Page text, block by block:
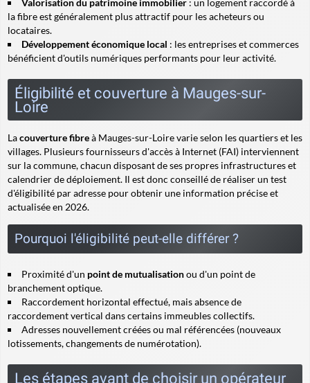
Valorisation du patrimoine immobilier : un logement raccordé à
la fibre est généralement plus attractif pour les acheteurs ou
locataires.
Développement économique local : les entreprises et commerces
bénéficient d'outils numériques performants pour leur activité.
Éligibilité et couverture à Mauges-sur-
Loire
Lacouverture fibreà Mauges-sur-Loire varie selon les quartiers et les
villages. Plusieurs fournisseurs d'accès à Internet (FAI) interviennent
sur la commune, chacun disposant de ses propres infrastructures et
calendrier de déploiement. Il est donc conseillé de réaliser un test
d'éligibilité par adresse pour obtenir une information précise et
actualisée en 2026.
Pourquoi l'éligibilité peut-elle différer ?
Proximité d'un point de mutualisationou d'un point de
branchement optique.
Raccordement horizontal effectué, mais absence de
raccordement vertical dans certains immeubles collectifs.
Adresses nouvellement créées ou mal référencées (nouveaux
lotissements, changements de numérotation).
Les étapes avant de choisir un opérateur